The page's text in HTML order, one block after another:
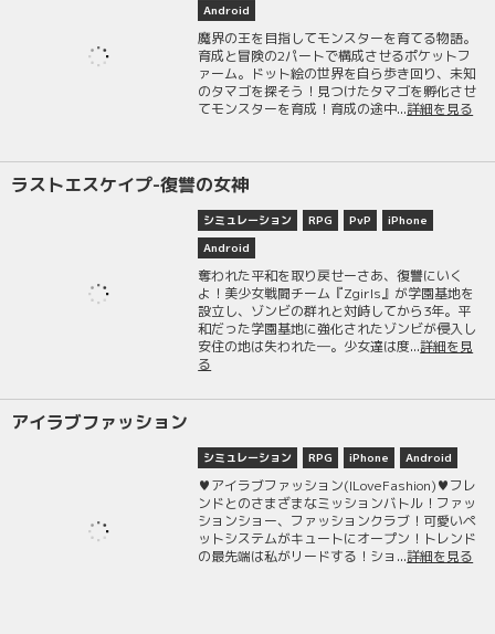
Android
魔界の王を目指してモンスターを育てる物語。
育成と冒険の2パートで構成させるポケットフ
ァーム。ドット絵の世界を自ら歩き回り、未知
のタマゴを探そう！見つけたタマゴを孵化させ
てモンスターを育成！育成の途中...詳細を見る
ラストエスケイプ-復讐の女神
シミュレーション RPG PvP
iPhone
Android
奪われた平和を取り戻せーさあ、復讐にいく
よ！美少女戦闘チーム『Zgirls』が学園基地を
設立し、ゾンビの群れと対峙してから3年。平
和だった学園基地に強化されたゾンビが侵入し
安住の地は失われた―。少女達は度...詳細を見
る
アイラブファッション
シミュレーション RPG iPhone Android
♥アイラブファッション(ILoveFashion)♥フレ
ンドとのさまざまなミッションバトル！ファッ
ションショー、ファッションクラブ！可愛いペ
ットシステムがキュートにオープン！トレンド
の最先端は私がリードする！ショ...詳細を見る